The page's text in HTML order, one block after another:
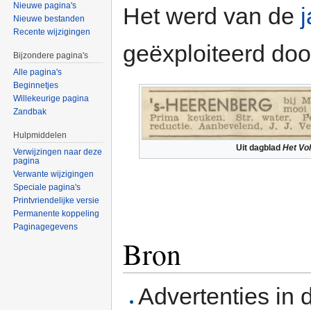
Het werd van de
geëxploiteerd
Uit dagbladHet
Bron
Advertenties in
Nieuwe pagina's
Nieuwe bestanden
Recente wijzigingen
Bijzondere pagina's
Alle pagina's
Beginnetjes
Willekeurige pagina
Zandbak
Hulpmiddelen
Verwijzingen naar deze
pagina
Verwante wijzigingen
Speciale pagina's
Printvriendelijke versie
Permanente koppeling
Paginagegevens